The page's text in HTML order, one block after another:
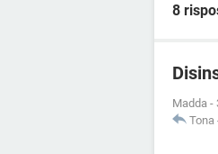
8
Madda -
Tona